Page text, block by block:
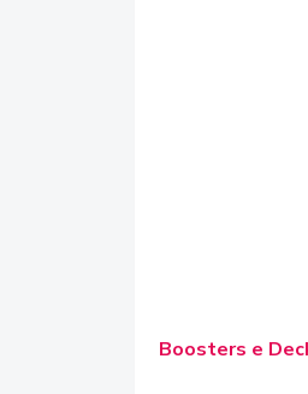
Boosters e